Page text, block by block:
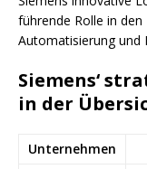
führende Rolle in
Automatisierung und
Siemens‘
in der
Unternehmen